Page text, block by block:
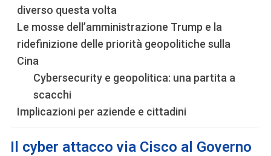
diverso questa volta
Le mosse dell’amministrazione Trump e la
ridefinizione delle priorità geopolitiche sulla
Cina
Cybersecurity e geopolitica: una partita a
scacchi
Implicazioni per aziende e cittadini
Il cyber attacco via Cisco al Governo